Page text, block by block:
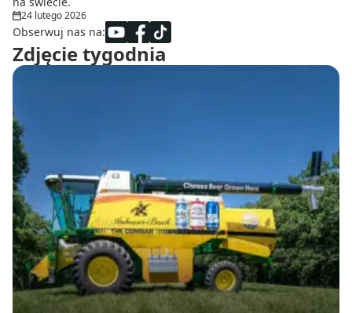
24 lutego 2026
Obserwuj nas na:
Zdjęcie tygodnia